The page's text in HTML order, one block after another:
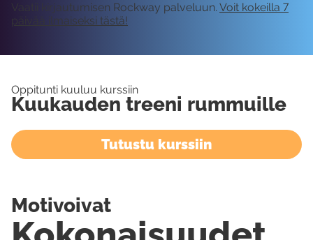
Vaatii kirjautumisen Rockway palveluun. Voit kokeilla 7
päivää ilmaiseksi tästä!
Oppitunti kuuluu kurssiin
Kuukauden treeni rummuille
Tutustu kurssiin
Motivoivat